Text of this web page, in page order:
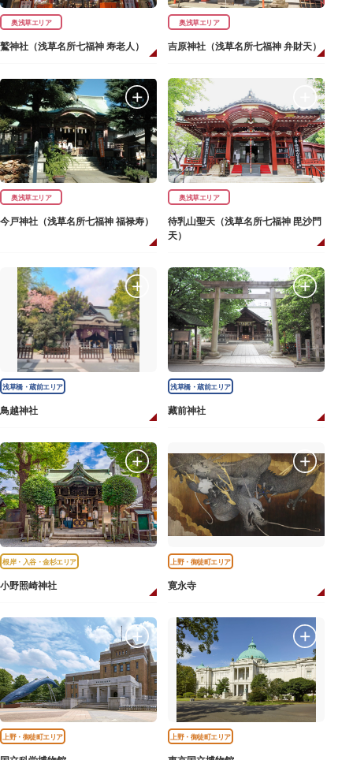
奥浅草エリア
鷲神社（浅草名所七福神 寿老人）
奥浅草エリア
吉原神社（浅草名所七福神 弁財天）
奥浅草エリア
今戸神社（浅草名所七福神 福禄寿）
奥浅草エリア
待乳山聖天（浅草名所七福神 毘沙門
天）
浅草橋・蔵前エリア
鳥越神社
浅草橋・蔵前エリア
藏前神社
根岸・入谷・金杉エリア
小野照崎神社
上野・御徒町エリア
寛永寺
上野・御徒町エリア 上野・御徒町エリア